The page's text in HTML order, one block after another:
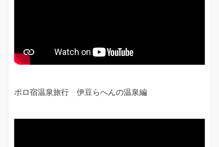
ボロ宿温泉旅行 伊豆らへんの温泉編